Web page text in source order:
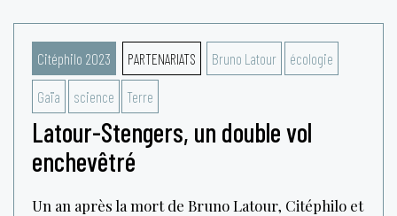
Citéphilo 2023 PARTENARIATS Bruno Latour écologie
Gaïa science Terre
Latour-Stengers, un double vol
enchevêtré
Un an après la mort de Bruno Latour, Citéphilo et